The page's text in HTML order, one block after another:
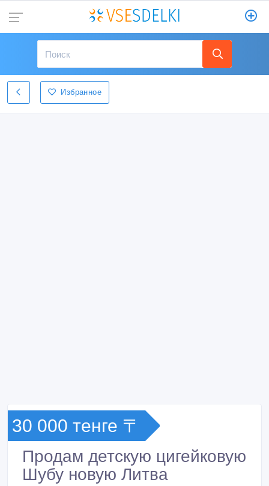
Избранное
30 000 тенге 〒
Продам детскую цигейковую
Шубу новую Литва